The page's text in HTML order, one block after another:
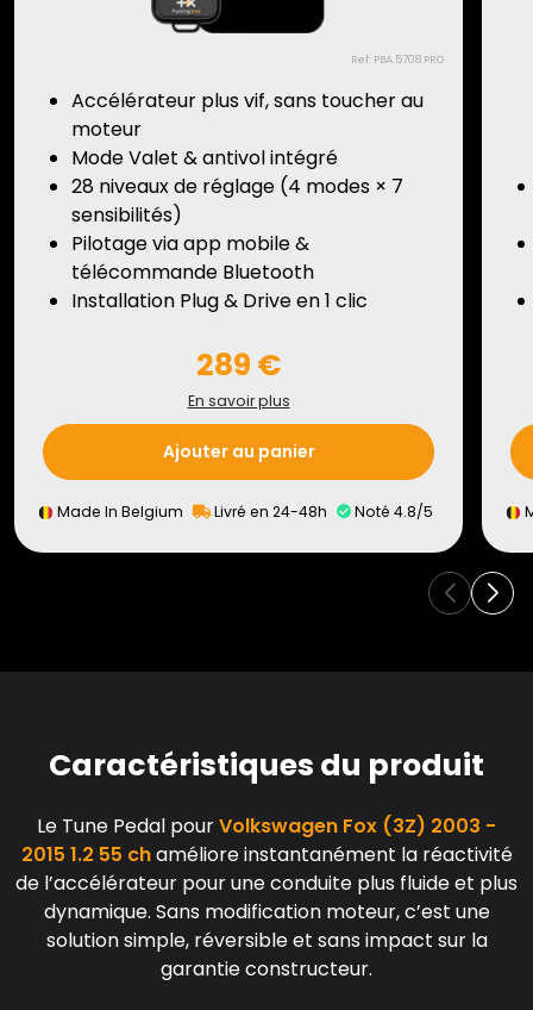
Ref: PBA.5708.PRO
Accélérateur plus vif, sans toucher au
moteur
Mode Valet & antivol intégré
28 niveaux de réglage (4 modes × 7
sensibilités)
Pilotage via app mobile &
télécommande Bluetooth
Installation Plug & Drive en 1 clic
289 €
En savoir plus
Ajouter au panier
Made In Belgium Livré en 24-48h Noté 4.8/5
Caractéristiques du produit
Le Tune Pedal pourVolkswagen Fox (3Z) 2003 -
2015 1.2 55 chaméliore instantanément la réactivité
de l’accélérateur pour une conduite plus fluide et plus
dynamique. Sans modification moteur, c’est une
solution simple, réversible et sans impact sur la
garantie constructeur.